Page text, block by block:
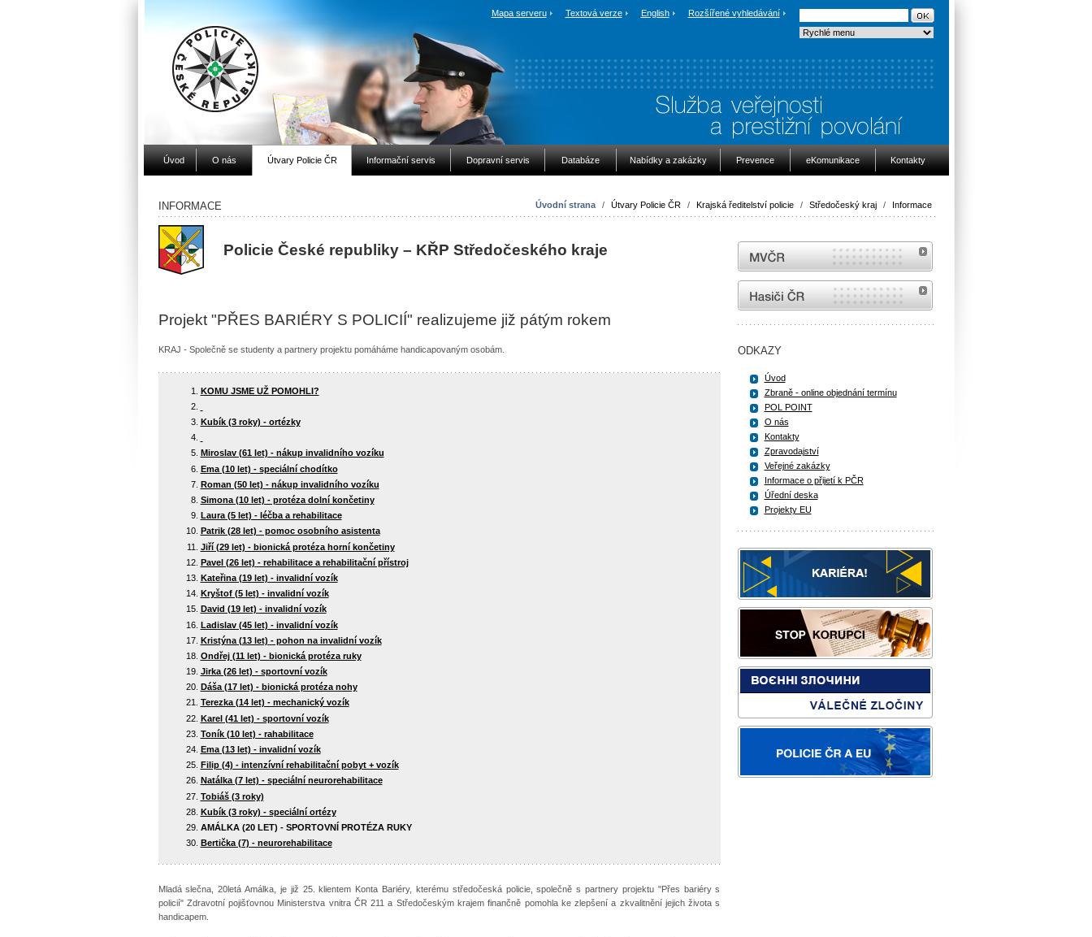
Mapa serveru Textová verze English Rozšířené vyhledávání
Úvod O nás Útvary Policie ČR Informační servis Dopravní servis Databáze Nabídky a zakázky Prevence eKomunikace Kontakty
Úvodní strana / Útvary Policie ČR / Krajská ředitelství policie / Středočeský kraj / Informace
INFORMACE
Policie České republiky – KŘP Středočeského kraje
Projekt "PŘES BARIÉRY S POLICIÍ" realizujeme již pátým rokem
KRAJ - Společně se studenty a partnery projektu pomáháme handicapovaným osobám.
KOMU JSME UŽ POMOHLI?
Kubík (3 roky) - ortézky
Miroslav (61 let) - nákup invalidního vozíku
Ema (10 let) - speciální chodítko
Roman (50 let) - nákup invalidního vozíku
Simona (10 let) - protéza dolní končetiny
Laura (5 let) - léčba a rehabilitace
Patrik (28 let) - pomoc osobního asistenta
Jiří (29 let) - bionická protéza horní končetiny
Pavel (26 let) - rehabilitace a rehabilitační přístroj
Kateřina (19 let) - invalidní vozík
Kryštof (5 let) - invalidní vozík
David (19 let) - invalidní vozík
Ladislav (45 let) - invalidní vozík
Kristýna (13 let) - pohon na invalidní vozík
Ondřej (11 let) - bionická protéza ruky
Jirka (26 let) - sportovní vozík
Dáša (17 let) - bionická protéza nohy
Terezka (14 let) - mechanický vozík
Karel (41 let) - sportovní vozík
Toník (10 let) - rahabilitace
Ema (13 let) - invalidní vozík
Filip (4) - intenzívní rehabilitační pobyt + vozík
Natálka (7 let) - speciální neurorehabilitace
Tobiáš (3 roky)
Kubík (3 roky) - speciální ortézy
AMÁLKA (20 LET) - SPORTOVNÍ PROTÉZA RUKY
Bertička (7) - neurorehabilitace
Mladá slečna, 20letá Amálka, je již 25. klientem Konta Bariéry, kterému středočeská policie, společně s partnery projektu "Přes bariéry s
policií" Zdravotní pojišťovnou Ministerstva vnitra ČR 211 a Středočeským krajem finančně pomohla ke zlepšení a zkvalitnění jejich života s
handicapem.
MVČR
internetové stránky Hasiči ČR
ODKAZY
Úvod
Zbraně - online objednání termínu
POL POINT
O nás
Kontakty
Zpravodajství
Veřejné zakázky
Informace o přijetí k PČR
Úřední deska
Projekty EU